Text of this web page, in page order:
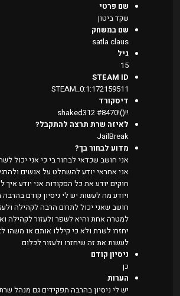
שם פרטי
שקד ביטון
שם במשחק
satla claus
גיל
15
STEAM ID
STEAM_0:1:172159511
דיסקורד
!!()!shaked312 #8470
לאיזה שרת תרצה להתקבל?
JailBreak
מדוע לבחור בך?
אני חושב שכדאי לבחור בי כי אני יכול
אני אחראי יודע להשתלט על אנשים
חוקים יודע את כל הפקודות אני יודע
ויודע מה לעשות יש לי ניסיון קודם בהרבה
חושב שאני יכול לתרום הרבה לקהילה
למטרה אחת והיא לשפר ולעזור לקהילה
יחזרו לשרת ולא כי קיללו אותם או משהו
לעשות את זה שיחזרו ולעזור לכלום
ניסיון קודם
כן
הערות
יש לי ניסיון בהרבה תפקידים גם מנהל